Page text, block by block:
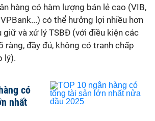
hàng có hàm lượng bán lẻ cao (VIB,
có thể hưởng lợi nhiều hơn
và xử lý TSBĐ (với điều kiện các
ràng, đầy đủ, không có tranh chấp
lý).
có
nhất